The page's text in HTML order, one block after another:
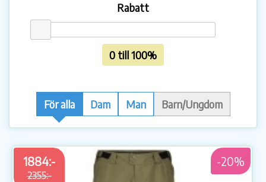
Rabatt
0 till 100%
För alla Dam Man Barn/Ungdom
1884:-
2355:-
-20%